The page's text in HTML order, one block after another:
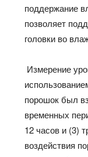
поддержание
позволяет
головки во
Измерение
порошок был
временных
12 часов и (3)
воздействия